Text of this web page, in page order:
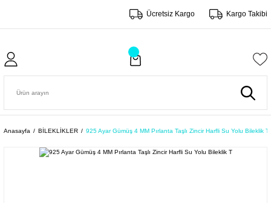
Ücretsiz Kargo Kargo Takibi
Anasayfa BİLEKLİKLER 925 Ayar Gümüş 4 MM Pırlanta Taşlı Zincir Harfli Su Yolu Bileklik T